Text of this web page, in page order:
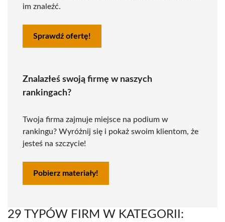
im znaleźć.
Sprawdź ofertę!
Znalazłeś swoją firmę w naszych
rankingach?
Twoja firma zajmuje miejsce na podium w
rankingu? Wyróżnij się i pokaż swoim klientom, że
jesteś na szczycie!
Pobierz materiały!
29 TYPÓW FIRM W KATEGORII: